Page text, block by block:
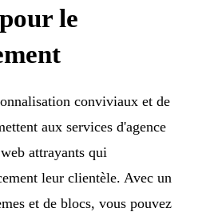
le
conviviaux et de
aux services d'agence
attrayants qui
leur clientèle. Avec un
et de blocs, vous pouvez